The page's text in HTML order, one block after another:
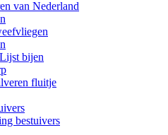
van Nederland
bijen
fluitje
bestuivers